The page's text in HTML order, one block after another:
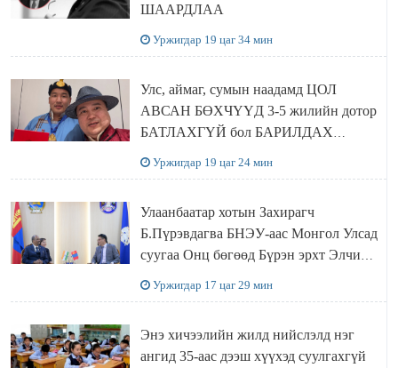
ШААРДЛАА
Уржигдар 19 цаг 34 мин
Улс, аймаг, сумын наадамд ЦОЛ
АВСАН БӨХЧҮҮД 3-5 жилийн дотор
БАТЛАХГҮЙ бол БАРИЛДАХ
Уржигдар 19 цаг 24 мин
Улаанбаатар хотын Захирагч
Б.Пүрэвдагва БНЭУ-аас Монгол Улсад
суугаа Онц бөгөөд Бүрэн эрхт Элчин
Уржигдар 17 цаг 29 мин
Энэ хичээлийн жилд нийслэлд нэг
ангид 35-аас дээш хүүхэд суулгахгүй